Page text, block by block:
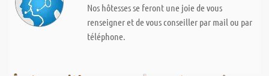
Nos hôtesses se feront une joie de vous
renseigner et de vous conseiller par mail ou par
téléphone.